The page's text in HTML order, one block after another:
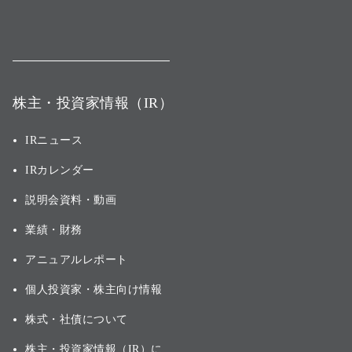
株主・投資家情報（IR）
IRニュース
IRカレンダー
説明会資料・動画
業績・財務
アニュアルレポート
個人投資家・株主向け情報
株式・社債について
株主・投資家情報（IR）に